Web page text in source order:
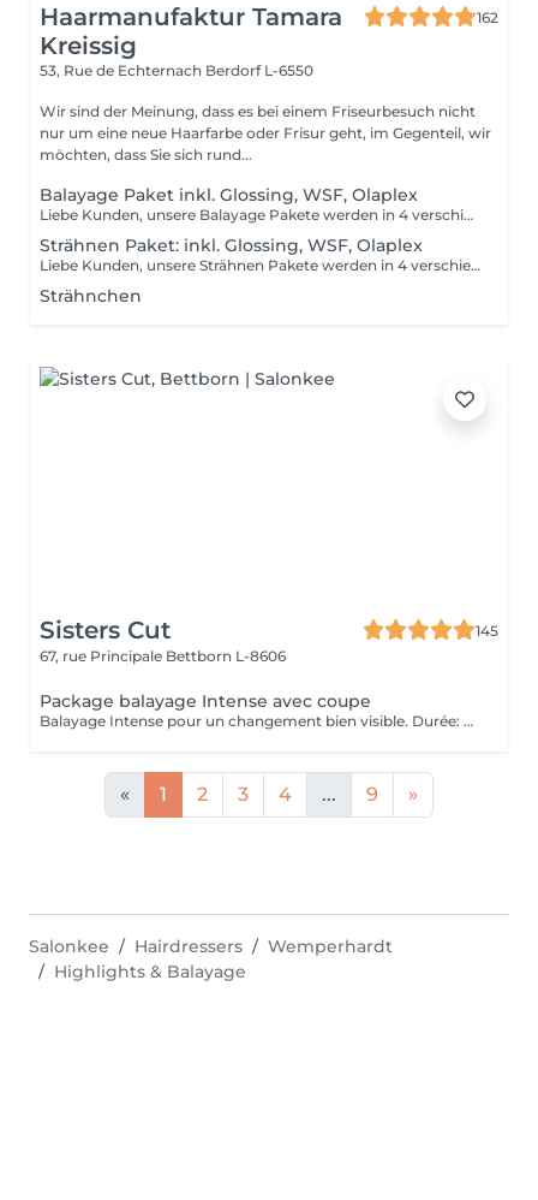
Haarmanufaktur Tamara
Kreissig
162
53, Rue de Echternach Berdorf L-6550
Wir sind der Meinung, dass es bei einem Friseurbesuch nicht
nur um eine neue Haarfarbe oder Frisur geht, im Gegenteil, wir
möchten, dass Sie sich rund...
Balayage Paket inkl. Glossing, WSF, Olaplex
Liebe Kunden, unsere Balayage Pakete werden in 4 verschiedene Pakete unterteilt. Diese Unterteilungen richten sich nach Haarlänge und Haardicke. Ihr könnt uns sonst bei Unklarheiten auch gerne im Salon anrufen. Paket 1 ca. Kinnlanges Haar Paket 2 ca. bis Schulter Paket 3 ca. über Schulter Paket 4 ca. halber Rücken Bitte beachten Sie, dass bei einer falsch ausgewählten Buchungsoption keine Garantie für die Erbringung der Dienstleistung besteht. Danke für Ihr Verständnis.
Strähnen Paket: inkl. Glossing, WSF, Olaplex
Liebe Kunden, unsere Strähnen Pakete werden in 4 verschiedene Pakete unterteilt. Diese Unterteilungen richten sich nach Haarlänge und Haardicke. Paket 1 ca. Kurze Haare Paket 2 ca. bis Kinn Paket 3 ca. über Schulter Paket 4 ca. halber Rücken Bitte beachten Sie, dass bei einer falsch ausgewählten Buchungsoption keine Garantie für die Erbringung der Dienstleistung besteht. Danke für Ihr Verständnis.
Strähnchen
Sisters Cut
145
67, rue Principale Bettborn L-8606
Package balayage Intense avec coupe
Balayage Intense pour un changement bien visible. Durée: 4 h - consultation précise - duo protection avant le balayage - balayage Intense - glossing - masque serviette chaude avec massage - coupe avec brushing y compris styling (boucles) - conseils pour l'entretien
« 1 2 3 4 ... 9 »
Salonkee Hairdressers
Wemperhardt
Highlights & Balayage